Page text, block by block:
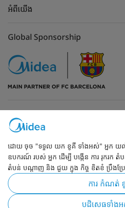
អំពីយើង
Global Sponsorship
ទំនាក់ទំនងមកកាន់យើង
រក្សាកម្មសិទ្ធ 2026 ដោយMidea. ក្រុមហ៊ុនសូមរក្សាកម្មសិ
ដោយ ចុច "ទទួល យក ខូគី ទាំងអស់" អ្នក យល់
ឧបករណ៍ របស់ អ្នក ដើម្បី បង្កើន ការ រុករក តំ
តំបន់ បណ្ដាញ និង ជួយ ក្នុង កិច្ច ខិតខំ ប្រឹងប្រ
ការ កំណត់
បដិសេធទាំងអ